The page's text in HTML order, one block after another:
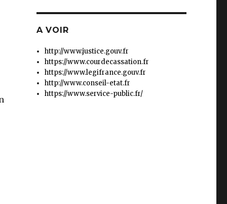
A VOIR
http://www.justice.gouv.fr
https://www.courdecassation.fr
https://www.legifrance.gouv.fr
http://www.conseil-etat.fr
https://www.service-public.fr/